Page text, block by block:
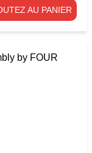
AU PANIER
by FOUR